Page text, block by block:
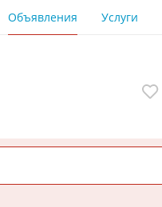
Объявления Услуги